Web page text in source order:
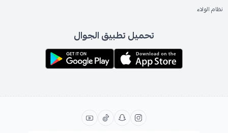
نظام الولاء
تحميل تطبيق الجوال